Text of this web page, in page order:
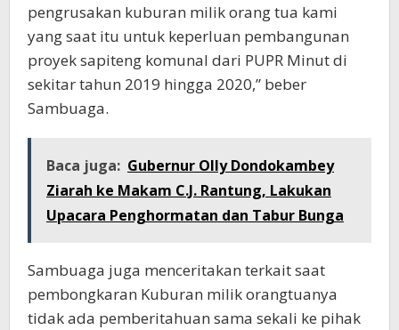
pengrusakan kuburan milik orang tua kami
yang saat itu untuk keperluan pembangunan
proyek sapiteng komunal dari PUPR Minut di
sekitar tahun 2019 hingga 2020,” beber
Sambuaga.
Baca juga: Gubernur Olly Dondokambey
Ziarah ke Makam C.J. Rantung, Lakukan
Upacara Penghormatan dan Tabur Bunga
Sambuaga juga menceritakan terkait saat
pembongkaran Kuburan milik orangtuanya
tidak ada pemberitahuan sama sekali ke pihak